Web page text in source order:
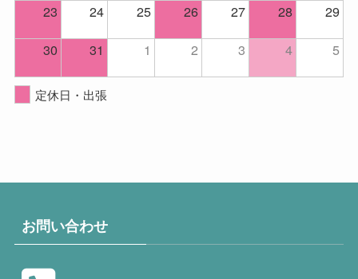
23
24 25 26 27 28
29
30
31 1 2 3 4 5
定休日・出張
お問い合わせ